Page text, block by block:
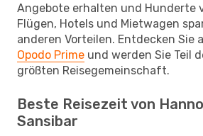
Angebote erhalten und Hunderte
Flügen, Hotels und Mietwagen
anderen Vorteilen. Entdecken Sie
Opodo Prime und werden Sie Teil
größten Reisegemeinschaft.
Beste Reisezeit von
Sansibar